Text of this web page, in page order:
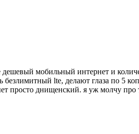
дешевый мобильный интернет и
lte, делают глаза по 5
просто днищенский. я уж молчу